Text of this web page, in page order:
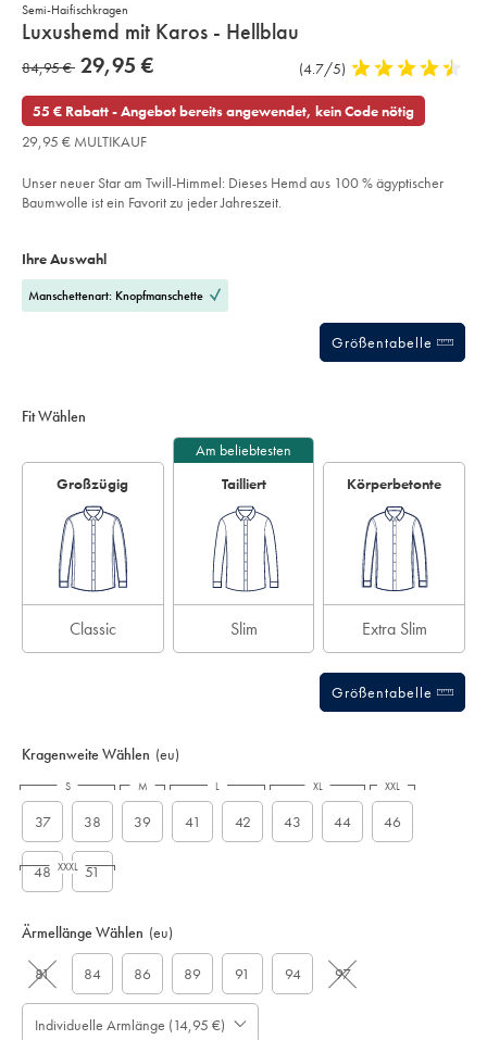
Semi-Haifischkragen
details
product:
Luxushemd mit Karos - Hellblau
Details
https://www.charlestyrwhitt.com/de/luxushemd-
mit-
-
hellblau/FOR2415LBU.html?
sourceCode=dmdefault
was
84,95
€
84,95 € now
29,95
€
29,95 € Produktrezensionen
(4.7/5) 4,7
out
of
55 € Rabatt - Angebot bereits angewendet, kein Code nötig
29,95 € MULTIKAUF
Unser neuer Star am Twill-Himmel: Dieses Hemd aus 100 % ägyptischer
Baumwolle ist ein Favorit zu jeder Jahreszeit.
Actions
cart
Ihre Auswahl
Manschettenart: Knopfmanschette
Größentabelle
Fit Wählen
Großzügig
Classic
Am beliebtesten
Tailliert
Slim
Körperbetonte
Extra Slim
Größentabelle
Kragenweite Wählen (eu)
37 38 39 41 42 43 44 46
48 51
S M L XL XXL
XXXL
Ärmellänge Wählen (eu)
81 84 86 89 91 94 97
Individuelle Armlänge (14,95 €)